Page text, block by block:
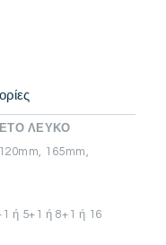
ΛΕΥΚΟ
165mm,
5+1 ή 8+1 ή 16